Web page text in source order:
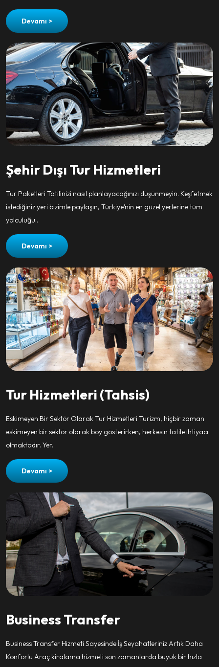
Devamı >
Şehir Dışı Tur Hizmetleri
Tur Paketleri Tatilinizi nasıl planlayacağınızı düşünmeyin. Keşfetmek
istediğiniz yeri bizimle paylaşın, Türkiye’nin en güzel yerlerine tüm
yolculuğu..
Devamı >
Tur Hizmetleri (Tahsis)
Eskimeyen Bir Sektör Olarak Tur Hizmetleri Turizm, hiçbir zaman
eskimeyen bir sektör olarak boy gösterirken, herkesin tatile ihtiyacı
olmaktadır. Yer..
Devamı >
Business Transfer
Business Transfer Hizmeti Sayesinde İş Seyahatleriniz Artık Daha
Konforlu Araç kiralama hizmeti son zamanlarda büyük bir hızla